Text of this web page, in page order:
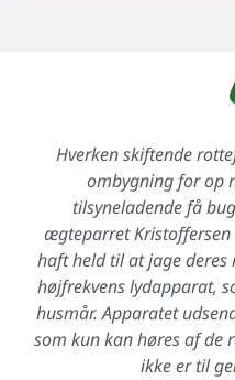
Hverken skiftende
ombygning for op
tilsyneladende få
ægteparret Kristoffersen
haft held til at jage
højfrekvens lydapparat,
husmår. Apparatet
som kun kan høres af de
ikke er til